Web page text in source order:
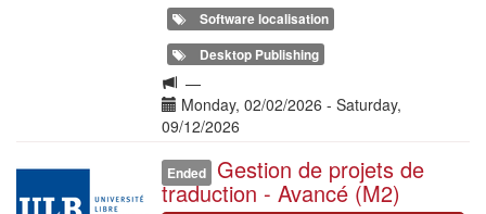
Software localisation
Desktop Publishing
Langue
de
la
—
Date(s)
Monday, 02/02/2026 - Saturday,
09/12/2026
Illustration
Ended Gestion de projets de
traduction - Avancé (M2)